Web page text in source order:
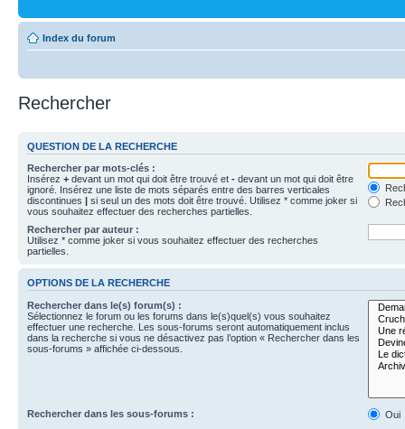
Index du forum
Rechercher
QUESTION DE LA RECHERCHE
Rechercher par mots-clés :
Insérez + devant un mot qui doit être trouvé et - devant un mot qui doit être
ignoré. Insérez une liste de mots séparés entre des barres verticales
discontinues | si seul un des mots doit être trouvé. Utilisez * comme joker si
vous souhaitez effectuer des recherches partielles.
Rechercher par auteur :
Utilisez * comme joker si vous souhaitez effectuer des recherches
partielles.
OPTIONS DE LA RECHERCHE
Rechercher dans le(s) forum(s) :
Sélectionnez le forum ou les forums dans le(s)quel(s) vous souhaitez
effectuer une recherche. Les sous-forums seront automatiquement inclus
dans la recherche si vous ne désactivez pas l’option « Rechercher dans les
sous-forums » affichée ci-dessous.
Rechercher dans les sous-forums :
Oui